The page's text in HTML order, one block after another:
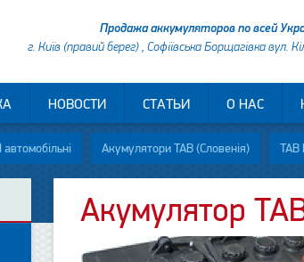
Продажа аккумуляторов по всей
г. Київ (правий берег) , Софіївська Борщагівка вул.
НОВОСТИ СТАТЬИ О НАС
Акумулятори TAB (Словенія) TAB
Акумулятор